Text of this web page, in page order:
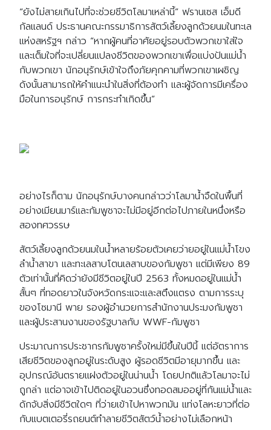
“ยังไม่สายเกินไปที่จะช่วยชีวิตโลมาเหล่านี้” ฟรานเซส เอ็มดี
กัลแลนด์ ประธานคณะกรรมาธิการสัตว์เลี้ยงลูกด้วยนมในทะเล
แห่งสหรัฐฯ กล่าว “หากผู้คนที่อาศัยอยู่รอบตัวพวกเขาใส่ใจ
และเต็มใจที่จะเปลี่ยนแปลงชีวิตของพวกเขาเพื่อแบ่งปันแม่น้ำ
กับพวกเขา นักอนุรักษ์เข้าใจถึงภัยคุกคามที่พวกเขาเผชิญ
ดังนั้นสามารถให้คำแนะนำในสิ่งที่ต้องทำ และผู้จัดการมีเครื่อง
มือในการอนุรักษ์ การกระทำเกิดขึ้น”
อย่างไรก็ตาม นักอนุรักษ์บางคนกล่าวว่าโลมาน้ำจืดในพื้นที่
อย่างเมียนมาร์และกัมพูชาจะไม่มีอยู่อีกต่อไปภายในหนึ่งหรือ
สองทศวรรษ
สัตว์เลี้ยงลูกด้วยนมในน้ำหลายร้อยตัวเคยว่ายอยู่ในแม่น้ำโขง
ลำน้ำสาขา และทะเลสาบโตนเลสาบของกัมพูชา แต่มีเพียง 89
ตัวเท่านั้นที่คิดว่ายังมีชีวิตอยู่ในปี 2563 ทั้งหมดอยู่ในแม่น้ำ
สั้นๆ ที่ทอดยาวในจังหวัดกระแจะและสตึงแตรง ตามการระบุ
ของโซมานี พาย รองผู้อำนวยการสำนักงานประมงกัมพูชา
และผู้ประสานงานของรัฐบาลกับ WWF-กัมพูชา
ประมาณการประชากรกัมพูชาครั้งใหม่มีขึ้นในปีนี้ แต่อัตราการ
เสียชีวิตของลูกอยู่ในระดับสูง ผู้รอดชีวิตมีอายุมากขึ้น และ
อุปกรณ์อันตรายแฝงตัวอยู่ในน่านน้ำ โดยปกติแล้วโลมาจะไม่
ถูกล่า แต่อาจเข้าไปติดอยู่ในอวนซึ่งทอดสมออยู่ที่ก้นแม่น้ำและ
ดักจับสิ่งมีชีวิตใดๆ ที่ว่ายเข้าไปหาพวกมัน แท่งโลหะยาวที่ต่อ
กับแบตเตอรี่รถยนต์ทำลายชีวิตสัตว์น้ำอย่างไม่เลือกหน้า